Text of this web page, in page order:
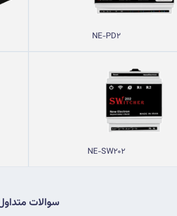
NE-PD2
NE-SW202
سوالات